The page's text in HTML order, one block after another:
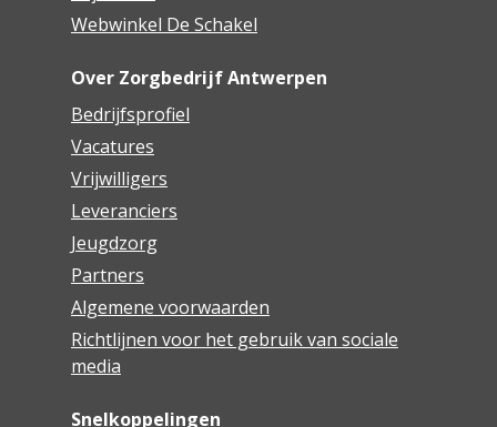
Webwinkel De Schakel
Over Zorgbedrijf Antwerpen
Bedrijfsprofiel
Vacatures
Vrijwilligers
Leveranciers
Jeugdzorg
Partners
Algemene voorwaarden
Richtlijnen voor het gebruik van sociale
media
Snelkoppelingen